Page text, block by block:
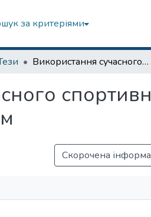
за критеріями
Використання сучасного спортивного обладнання та інвентарю для занять фітнесом
Скорочена